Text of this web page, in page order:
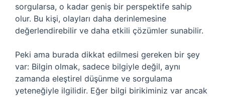
sorgularsa, o kadar geniş bir perspektife sahip
olur. Bu kişi, olayları daha derinlemesine
değerlendirebilir ve daha etkili çözümler sunabilir.
Peki ama burada dikkat edilmesi gereken bir şey
var: Bilgin olmak, sadece bilgiyle değil, aynı
zamanda eleştirel düşünme ve sorgulama
yeteneğiyle ilgilidir. Eğer bilgi birikiminiz var ancak